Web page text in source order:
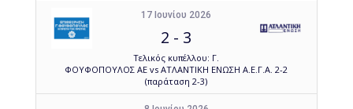
17 Ιουνίου 2026
2 - 3
Τελικός κυπέλλου: Γ.
ΦΟΥΦΟΠΟΥΛΟΣ ΑΕ vs ΑΤΛΑΝΤΙΚΗ ΕΝΩΣΗ Α.Ε.Γ.Α. 2-2
(παράταση 2-3)